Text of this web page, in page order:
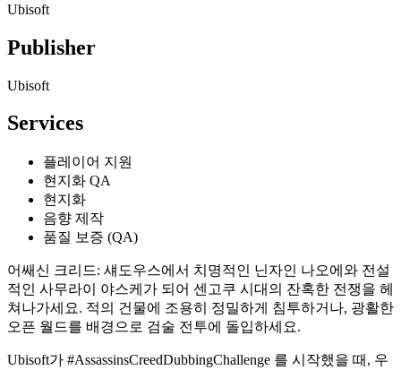
Ubisoft
Publisher
Ubisoft
Services
플레이어 지원
현지화 QA
현지화
음향 제작
품질 보증 (QA)
어쌔신 크리드: 섀도우스에서 치명적인 닌자인 나오에와 전설
적인 사무라이 야스케가 되어 센고쿠 시대의 잔혹한 전쟁을 헤
쳐나가세요. 적의 건물에 조용히 정밀하게 침투하거나, 광활한
오픈 월드를 배경으로 검술 전투에 돌입하세요.
Ubisoft가 #AssassinsCreedDubbingChallenge 를 시작했을 때, 우